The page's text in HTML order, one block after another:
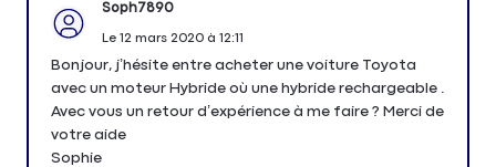
Soph7890
Le 12 mars 2020à 12:11
Bonjour, j’hésite entre acheter une voiture Toyota
avec un moteur Hybride où une hybride rechargeable .
Avec vous un retour d’expérience à me faire ? Merci de
votre aide
Sophie